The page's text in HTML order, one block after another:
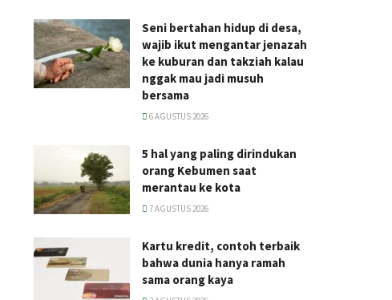
Seni bertahan hidup di desa,
wajib ikut mengantar jenazah
ke kuburan dan takziah kalau
nggak mau jadi musuh
bersama
6 AGUSTUS 2026
5 hal yang paling dirindukan
orang Kebumen saat
merantau ke kota
7 AGUSTUS 2026
Kartu kredit, contoh terbaik
bahwa dunia hanya ramah
sama orang kaya